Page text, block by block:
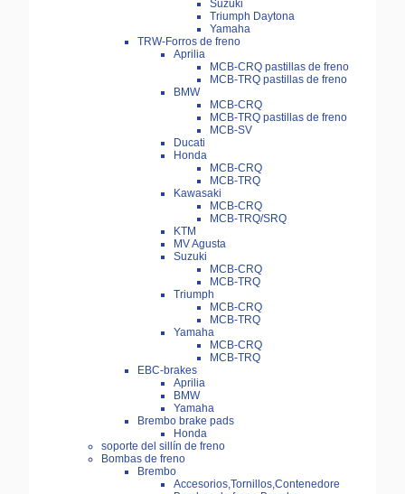
Suzuki
Triumph Daytona
Yamaha
TRW-Forros de freno
Aprilia
MCB-CRQ pastillas de freno
MCB-TRQ pastillas de freno
BMW
MCB-CRQ
MCB-TRQ pastillas de freno
MCB-SV
Ducati
Honda
MCB-CRQ
MCB-TRQ
Kawasaki
MCB-CRQ
MCB-TRQ/SRQ
KTM
MV Agusta
Suzuki
MCB-CRQ
MCB-TRQ
Triumph
MCB-CRQ
MCB-TRQ
Yamaha
MCB-CRQ
MCB-TRQ
EBC-brakes
Aprilia
BMW
Yamaha
Brembo brake pads
Honda
soporte del sillín de freno
Bombas de freno
Brembo
Accesorios,Tornillos,Contenedore